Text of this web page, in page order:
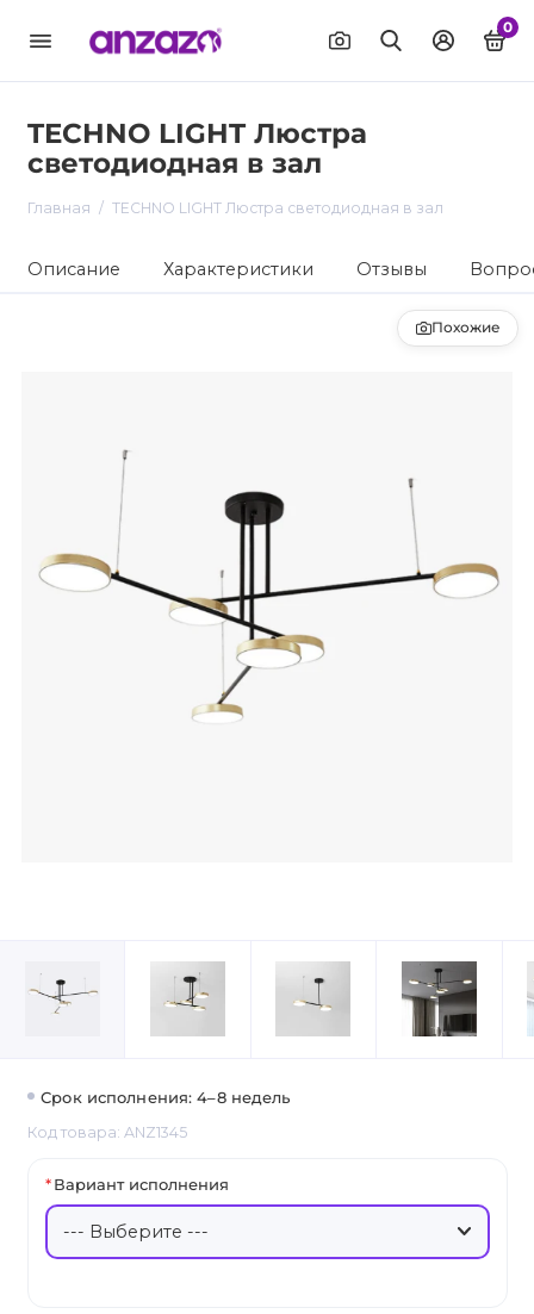
0
TECHNO LIGHT Люстра
светодиодная в зал
Главная TECHNO LIGHT Люстра светодиодная в зал
Описание Характеристики Отзывы
Похожие
Срок исполнения: 4–8 недель
Код товара: ANZ1345
Вариант исполнения